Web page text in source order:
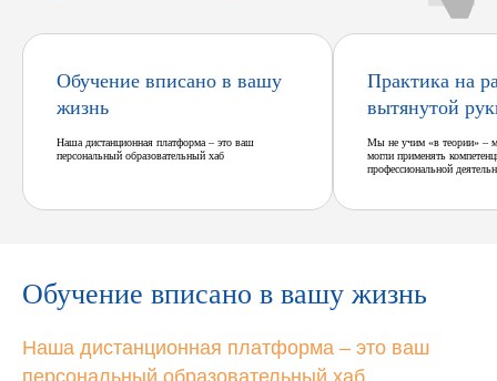
Обучение вписано в вашу
жизнь
Наша дистанционная платформа – это ваш
персональный образовательный хаб
Практика на
вытянутой
Мы не учим «в теории» –
могли применять
профессиональной
Обучение вписано в вашу жизнь
Наша дистанционная платформа – это ваш
персональный образовательный хаб